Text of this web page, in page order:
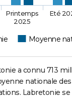
Moyenne
Printemps
2025
Eté
a connu 713
nationale
Labretonie se